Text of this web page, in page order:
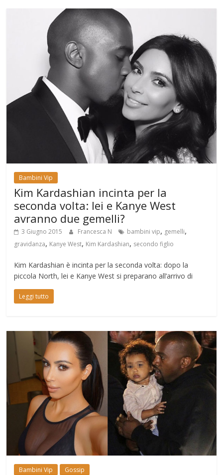
Bambini Vip
Kim Kardashian incinta per la
seconda volta: lei e Kanye West
avranno due gemelli?
3 Giugno 2015 Francesca N bambini vip, gemelli,
gravidanza, Kanye West, Kim Kardashian, secondo figlio
Kim Kardashian è incinta per la seconda volta: dopo la
piccola North, lei e Kanye West si preparano all’arrivo di
Leggi tutto
Bambini Vip Gossip